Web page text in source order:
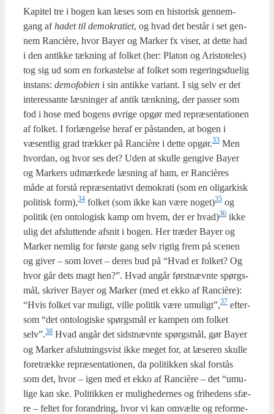
Kapi­tel tre i bogen kan læses som en histo­risk gen­nem­
gang afhadet til demo­kra­ti­et, og hvad det består i set gen­
nem Ran­cière, hvor Bay­er og Mar­ker fx viser, at det­te had
i den antik­ke tæk­ning af fol­ket (her: Pla­ton og Ari­sto­te­les)
tog sig ud som en for­ka­stel­se af fol­ket som rege­rings­du­e­lig
instans: demo­fo­bi­en i sin antik­ke vari­ant. I sig selv er det
inter­es­san­te læs­nin­ger af antik tænk­ning, der pas­ser som
fod i hose med bogens øvri­ge opgør med repræ­sen­ta­tio­nen
af fol­ket. I for­læn­gel­se her­af er påstan­den, at bogen i
væsent­lig grad træk­ker på Ran­cière i det­te opgør.33 Men
hvor­dan, og hvor ses det? Uden at skul­le gen­gi­ve Bay­er
og Mar­kers udmær­ke­de læs­ning af ham, er Ran­cières
måde at for­stå repræ­sen­ta­tivt demo­kra­ti (som en oligar­kisk
poli­tisk form),34 fol­ket (som ikke kan være noget)35 og
poli­tik (en onto­lo­gisk kamp om hvem, der er hvad)36 ikke
ulig det afslut­ten­de afsnit i bogen. Her træ­der Bay­er og
Mar­ker nem­lig for før­ste gang selv rig­tig frem på sce­nen
og giver – som lovet – deres bud på “Hvad er fol­ket? Og
hvor går dets magt hen?”. Hvad angår først­nævn­te spørgs­
mål, skri­ver Bay­er og Mar­ker (med et ekko af Ran­cière):
“Hvis fol­ket var muligt, vil­le poli­tik være umuligt”,37 efter­
som “det onto­lo­gi­ske spørgs­mål er kam­pen om fol­ket
selv”.38 Hvad angår det sidst­nævn­te spørgs­mål, gør Bay­er
og Mar­ker afslut­nings­vist ikke meget for, at læse­ren skul­le
fore­træk­ke repræ­sen­ta­tio­nen, da poli­tik­ken skal for­stås
som det, hvor – igen med et ekko af Ran­cière – det “umu­
li­ge kan ske. Poli­tik­ken er mulig­he­der­nes og fri­he­dens sfæ­
re – fel­tet for for­an­dring, hvor vi kan omvæl­te og refor­me­